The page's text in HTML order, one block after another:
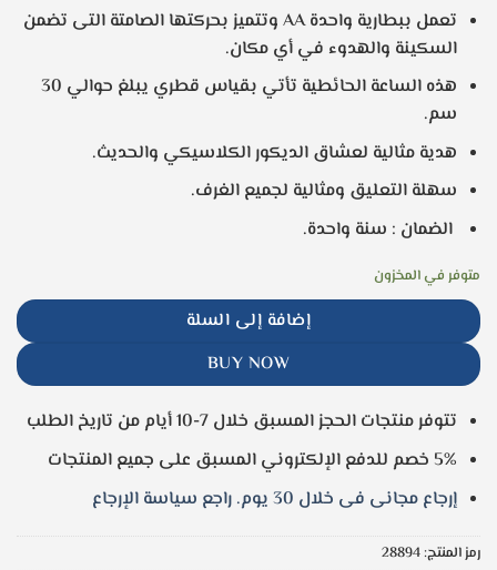
تعمل ببطارية واحدة AA وتتميز بحركتها الصامتة التى تضمن
السكينة والهدوء في أي مكان.
هذه الساعة الحائطية تأتي بقياس قطري يبلغ حوالي 30
سم.
هدية مثالية لعشاق الديكور الكلاسيكي والحديث.
سهلة التعليق ومثالية لجميع الغرف.
الضمان : سنة واحدة.
متوفر في المخزون
إضافة إلى السلة
BUY NOW
تتوفر منتجات الحجز المسبق خلال 7-10 أيام من تاريخ الطلب
5% خصم للدفع الإلكتروني المسبق على جميع المنتجات
إرجاع مجانى فى خلال 30 يوم. راجع سياسة الإرجاع
رمز المنتج:28894